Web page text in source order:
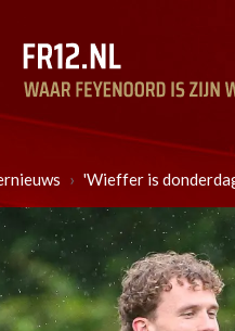
'Wieffer is